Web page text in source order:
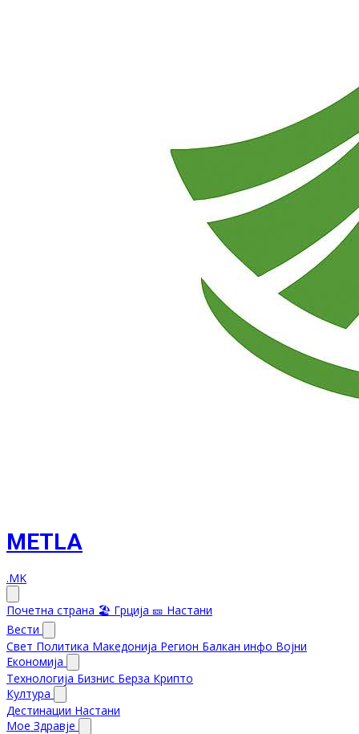
METLA
.MK
Почетна страна 🏖️ Грција 🎫 Настани
Вести
Свет Политика Македонија Регион Балкан инфо Војни
Економија
Технологија Бизнис Берза Крипто
Култура
Дестинации Настани
Мое Здравје